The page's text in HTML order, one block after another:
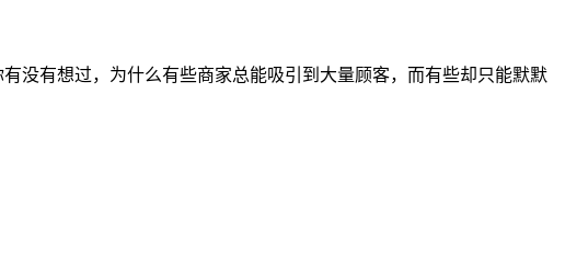
没有想过，为什么有些商家总能吸引到大量顾客，而有些却只能默默